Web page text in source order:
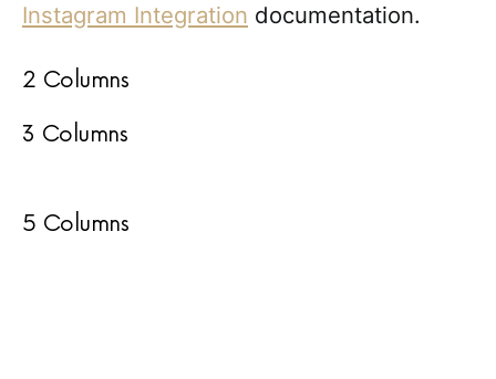
Instagram Integration documentation.
2 Columns
3 Columns
5 Columns